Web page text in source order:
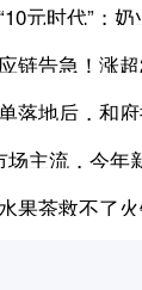
元时代”；奶
迹象
链告急！涨
元一斤
落地后，和
年计划
主流，今年
果茶救不了